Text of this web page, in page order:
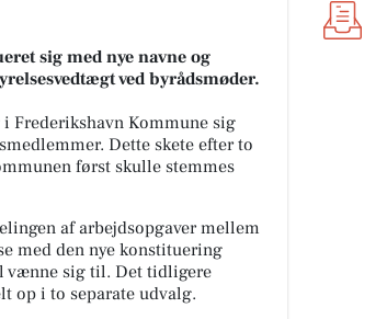
sig med nye navne og
ved byrådsmøder.
Frederikshavn Kommune sig
Dette skete efter to
først skulle stemmes
af arbejdsopgaver mellem
med den nye konstituering
vænne sig til. Det tidligere
op i to separate udvalg.